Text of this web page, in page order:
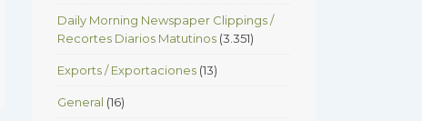
Daily Morning Newspaper Clippings /
Recortes Diarios Matutinos (3.351)
Exports / Exportaciones (13)
General (16)